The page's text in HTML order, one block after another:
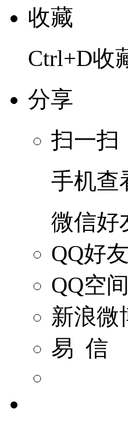
收藏
Ctrl+D收
分享
扫一扫
手机查
微信好
QQ好友
QQ空间
新浪微
易 信